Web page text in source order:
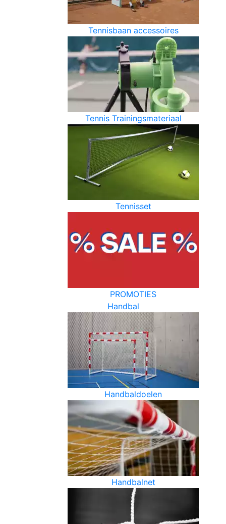
Tennisbaan accessoires
Tennis Trainingsmateriaal
Tennisset
PROMOTIES
Handbal
Handbaldoelen
Handbalnet